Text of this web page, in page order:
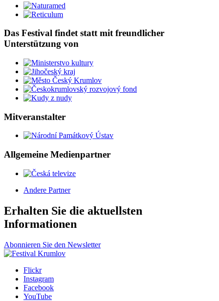
Das Festival findet statt mit freundlicher
Unterstützung von
Mitveranstalter
Allgemeine Medienpartner
Andere Partner
Erhalten Sie die aktuellsten
Informationen
Abonnieren Sie den Newsletter
Flickr
Instagram
Facebook
YouTube